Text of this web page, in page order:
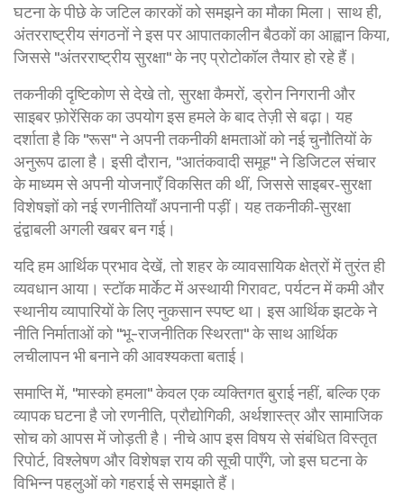
घटना के पीछे के जटिल कारकों को समझने का मौका मिला। साथ ही,
अंतरराष्ट्रीय संगठनों ने इस पर आपातकालीन बैठकों का आह्वान किया,
जिससे "अंतरराष्ट्रीय सुरक्षा" के नए प्रोटोकॉल तैयार हो रहे हैं।
तकनीकी दृष्टिकोण से देखे तो, सुरक्षा कैमरों, ड्रोन निगरानी और
साइबर फ़ोरेंसिक का उपयोग इस हमले के बाद तेज़ी से बढ़ा। यह
दर्शाता है कि "रूस" ने अपनी तकनीकी क्षमताओं को नई चुनौतियों के
अनुरूप ढाला है। इसी दौरान, "आतंकवादी समूह" ने डिजिटल संचार
के माध्यम से अपनी योजनाएँ विकसित की थीं, जिससे साइबर‑सुरक्षा
विशेषज्ञों को नई रणनीतियाँ अपनानी पड़ीं। यह तकनीकी‑सुरक्षा
द्वंद्वाबली अगली खबर बन गई।
यदि हम आर्थिक प्रभाव देखें, तो शहर के व्यावसायिक क्षेत्रों में तुरंत ही
व्यवधान आया। स्टॉक मार्केट में अस्थायी गिरावट, पर्यटन में कमी और
स्थानीय व्यापारियों के लिए नुकसान स्पष्ट था। इस आर्थिक झटके ने
नीति निर्माताओं को "भू-राजनीतिक स्थिरता" के साथ आर्थिक
लचीलापन भी बनाने की आवश्यकता बताई।
समाप्ति में, "मास्को हमला" केवल एक व्यक्तिगत बुराई नहीं, बल्कि एक
व्यापक घटना है जो रणनीति, प्रौद्योगिकी, अर्थशास्त्र और सामाजिक
सोच को आपस में जोड़ती है। नीचे आप इस विषय से संबंधित विस्तृत
रिपोर्ट, विश्लेषण और विशेषज्ञ राय की सूची पाएँगे, जो इस घटना के
विभिन्न पहलुओं को गहराई से समझाते हैं।